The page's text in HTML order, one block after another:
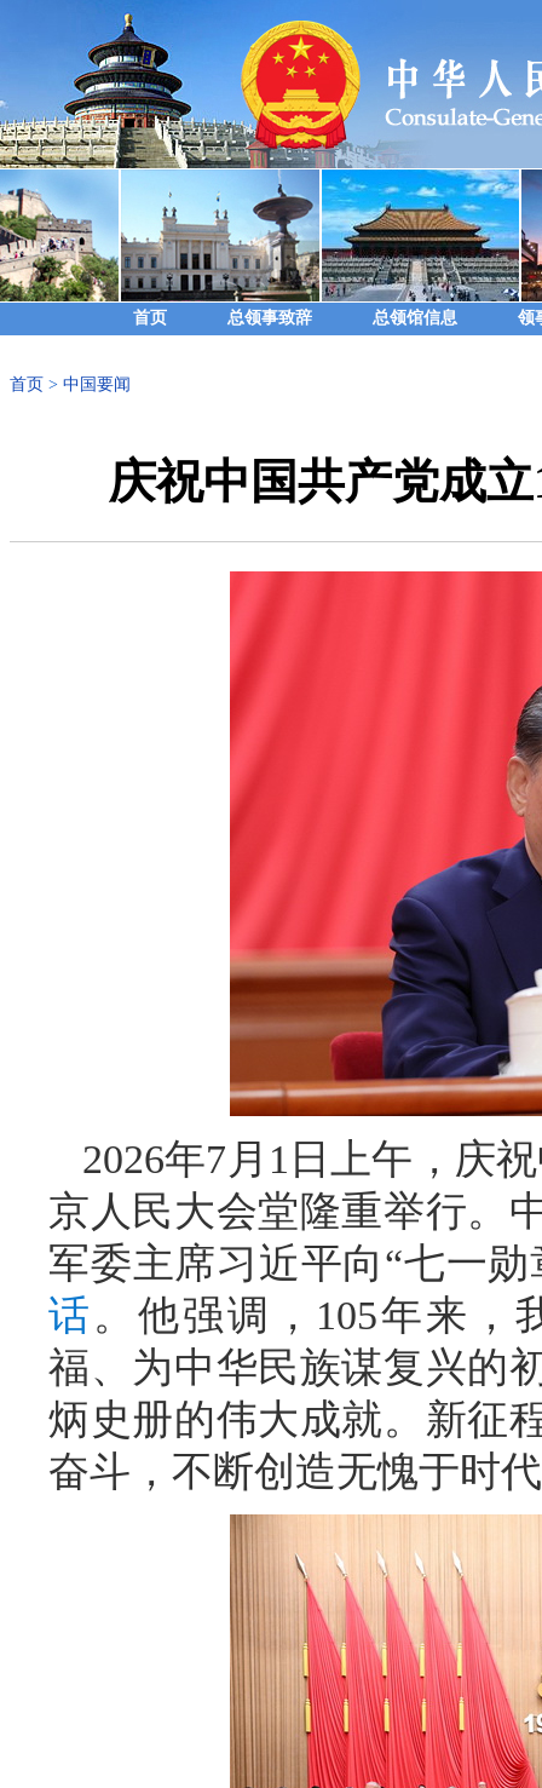
首页 总领事致辞 总领馆信息 领
首页 > 中国要闻
庆祝中国共产党成
2026年7月1日上午，庆
京人民大会堂隆重举行。
军委主席习近平向“七一
话。他强调，105年来，
福、为中华民族谋复兴的
炳史册的伟大成就。新征
奋斗，不断创造无愧于时